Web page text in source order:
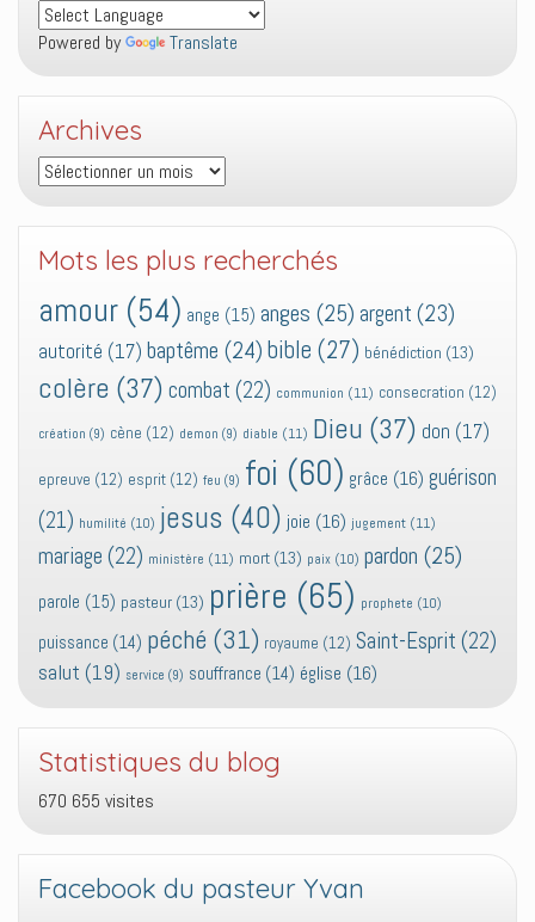
Powered by Translate
Archives
Archives
Mots les plus recherchés
amour (54) ange (15) anges (25) argent (23)
autorité (17) baptême (24) bible (27) bénédiction (13)
colère (37) combat (22) communion (11) consecration (12)
création (9) cène (12) demon (9) diable (11) Dieu (37) don (17)
epreuve (12) esprit (12) feu (9) foi (60) grâce (16) guérison
(21) humilité (10) jesus (40) joie (16) jugement (11)
mariage (22) ministère (11) mort (13) paix (10) pardon (25)
parole (15) pasteur (13) prière (65) prophete (10)
puissance (14) péché (31) royaume (12) Saint-Esprit (22)
salut (19) service (9) souffrance (14) église (16)
Statistiques du blog
670 655 visites
Facebook du pasteur Yvan